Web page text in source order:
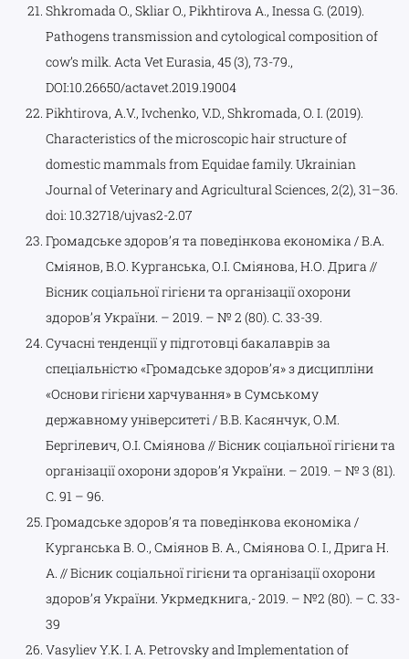
Shkromada O., Skliar O., Pikhtirova A., Inessa G. (2019).
Pathogens transmission and cytological composition of
cow’s milk. Acta Vet Eurasia, 45 (3), 73-79.,
DOI:10.26650/actavet.2019.19004
Pikhtirova, А.V., Ivchenko, V.D., Shkromada, O. I. (2019).
Characteristics of the microscopic hair structure of
domestic mammals from Equidae family. Ukrainian
Journal of Veterinary and Agricultural Sciences, 2(2), 31–36.
doi: 10.32718/ujvas2-2.07
Громадське здоров’я та поведінкова економіка / В.А.
Сміянов, В.О. Курганська, О.І. Сміянова, Н.О. Дрига //
Вісник соціальної гігієни та організації охорони
здоров’я України. – 2019. – № 2 (80). С. 33-39.
Сучасні тенденції у підготовці бакалаврів за
спеціальністю «Громадське здоровʼя» з дисципліни
«Основи гігієни харчування» в Сумському
державному університеті / В.В. Касянчук, О.М.
Бергілевич, О.І. Сміянова // Вісник соціальної гігієни та
організації охорони здоров’я України. – 2019. – № 3 (81).
С. 91 – 96.
Громадське здоров’я та поведінкова економіка /
Курганська В. О., Сміянов В. А., Сміянова О. І., Дрига Н.
А. // Вісник соціальної гігієни та організації охорони
здоров’я України. Укрмедкнига,- 2019. – №2 (80). – С. 33-
39
Vasyliev Y.K. I. A. Petrovsky and Implementation of